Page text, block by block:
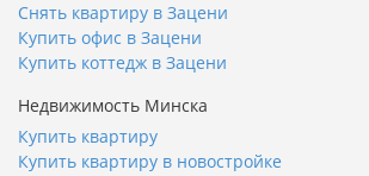
Снять квартиру в Зацени
Купить офис в Зацени
Купить коттедж в Зацени
Недвижимость Минска
Купить квартиру
Купить квартиру в новостройке